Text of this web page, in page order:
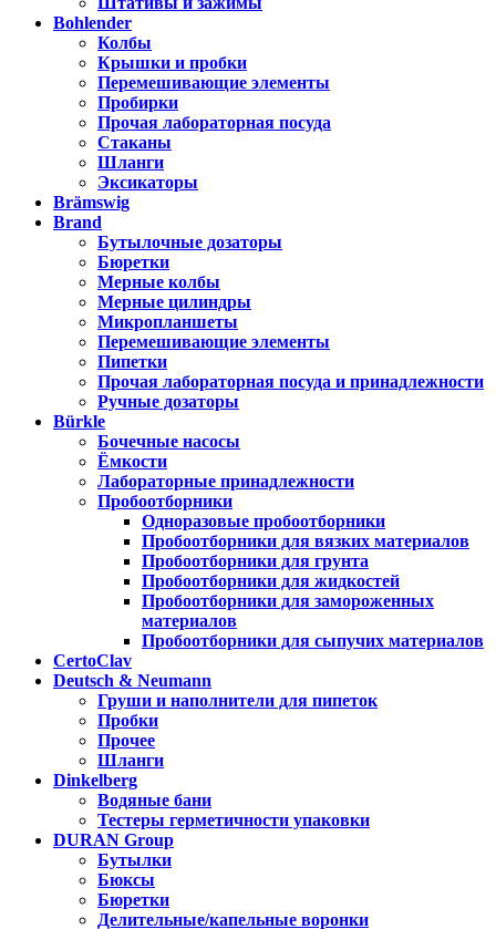
Bohlender
Колбы
Крышки и пробки
Перемешивающие элементы
Пробирки
Прочая лабораторная посуда
Стаканы
Шланги
Эксикаторы
Brämswig
Brand
Бутылочные дозаторы
Бюретки
Мерные колбы
Мерные цилиндры
Микропланшеты
Перемешивающие элементы
Пипетки
Прочая лабораторная посуда и принадлежности
Ручные дозаторы
Bürkle
Бочечные насосы
Ёмкости
Лабораторные принадлежности
Пробоотборники
Одноразовые пробоотборники
Пробоотборники для вязких материалов
Пробоотборники для грунта
Пробоотборники для жидкостей
Пробоотборники для замороженных
материалов
Пробоотборники для сыпучих материалов
CertoClav
Deutsch & Neumann
Груши и наполнители для пипеток
Пробки
Прочее
Шланги
Dinkelberg
Водяные бани
Тестеры герметичности упаковки
DURAN Group
Бутылки
Бюксы
Бюретки
Делительные/капельные воронки